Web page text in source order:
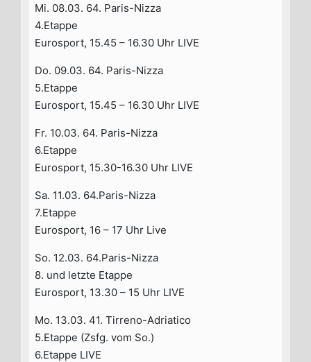
Mi. 08.03. 64. Paris-Nizza
4.Etappe
Eurosport, 15.45 – 16.30 Uhr LIVE
Do. 09.03. 64. Paris-Nizza
5.Etappe
Eurosport, 15.45 – 16.30 Uhr LIVE
Fr. 10.03. 64. Paris-Nizza
6.Etappe
Eurosport, 15.30-16.30 Uhr LIVE
Sa. 11.03. 64.Paris-Nizza
7.Etappe
Eurosport, 16 – 17 Uhr Live
So. 12.03. 64.Paris-Nizza
8. und letzte Etappe
Eurosport, 13.30 – 15 Uhr LIVE
Mo. 13.03. 41. Tirreno-Adriatico
5.Etappe (Zsfg. vom So.)
6.Etappe LIVE